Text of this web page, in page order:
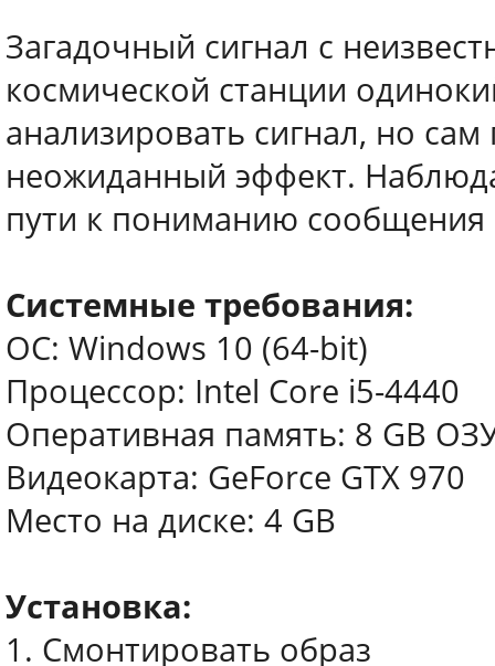
Загадочный сигнал с
космической станции
анализировать сигнал, но
неожиданный эффект.
пути к пониманию сообщения
Системные требования:
ОС: Windows 10 (64-bit)
Процессор: Intel Core i5-4440
Оперативная память: 8 GB
Видеокарта: GeForce GTX 970
Место на диске: 4 GB
Установка:
1. Смонтировать образ